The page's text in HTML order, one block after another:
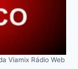
Viamix Rádio Web